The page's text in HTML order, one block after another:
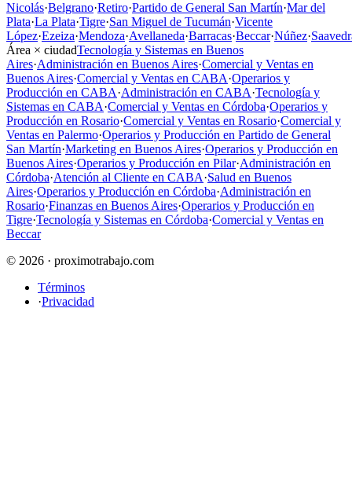
Nicolás·Belgrano·Retiro·Partido de General San Martín·Mar del
Plata·La Plata·Tigre·San Miguel de Tucumán·Vicente
López·Ezeiza·Mendoza·Avellaneda·Barracas·Beccar·Núñez·
Área × ciudadTecnología y Sistemas en Buenos
Aires·Administración en Buenos Aires·Comercial y Ventas en
Buenos Aires·Comercial y Ventas en CABA·Operarios y
Producción en CABA·Administración en CABA·Tecnología y
Sistemas en CABA·Comercial y Ventas en Córdoba·Operarios y
Producción en Rosario·Comercial y Ventas en Rosario·Comercial y
Ventas en Palermo·Operarios y Producción en Partido de General
San Martín·Marketing en Buenos Aires·Operarios y Producción en
Buenos Aires·Operarios y Producción en Pilar·Administración en
Córdoba·Atención al Cliente en CABA·Salud en Buenos
Aires·Operarios y Producción en Córdoba·Administración en
Rosario·Finanzas en Buenos Aires·Operarios y Producción en
Tigre·Tecnología y Sistemas en Córdoba·Comercial y Ventas en
Beccar
© 2026 · proximotrabajo.com
Términos
·Privacidad